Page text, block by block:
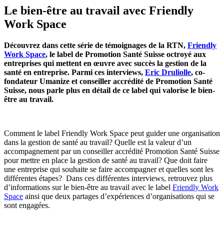
Le bien-être au travail avec Friendly
Work Space
Découvrez dans cette série de témoignages de la RTN, Friendly
Work Space, le label de Promotion Santé Suisse octroyé aux
entreprises qui mettent en œuvre avec succès la gestion de la
santé en entreprise. Parmi ces interviews, Eric Druliolle, co-
fondateur Umanize et conseiller accrédité de Promotion Santé
Suisse, nous parle plus en détail de ce label qui valorise le bien-
être au travail.
Comment le label Friendly Work Space peut guider une organisation
dans la gestion de santé au travail? Quelle est la valeur d’un
accompagnement par un conseiller accrédité Promotion Santé Suisse
pour mettre en place la gestion de santé au travail? Que doit faire
une entreprise qui souhaite se faire accompagner et quelles sont les
différentes étapes? Dans ces différentes interviews, retrouvez plus
d’informations sur le bien-être au travail avec le label Friendly Work
Space ainsi que deux partages d’expériences d’organisations qui se
sont engagées.